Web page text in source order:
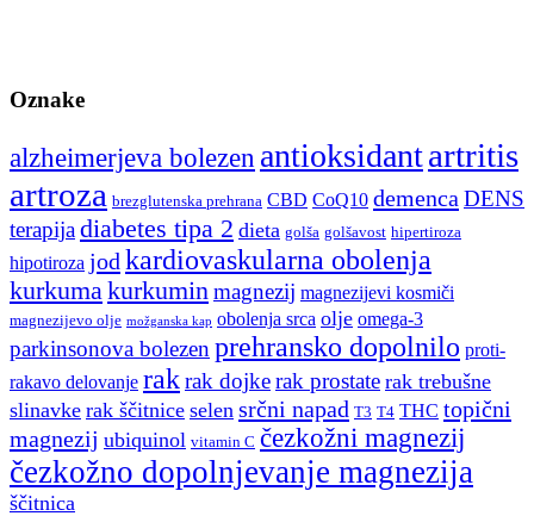
Oznake
alzheimerjeva bolezen antioksidantartritis
artroza brezglutenska prehrana CBD CoQ10 demenca DENS
terapijadiabetes tipa 2 dieta golša golšavost hipertiroza
hipotiroza jod kardiovaskularna obolenja
kurkuma kurkumin magnezij magnezijevi kosmiči
magnezijevo olje možganska kap obolenja srca olje omega-3
parkinsonova bolezen prehransko dopolnilo proti-
rakavo delovanje rakrak dojkerak prostate rak trebušne
slinavke rak ščitnice selen srčni napad T3 T4 THC topični
magnezij ubiquinol vitamin C čezkožni magnezij
čezkožno dopolnjevanje magnezija
ščitnica